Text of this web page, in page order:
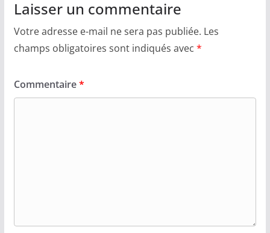
Laisser un commentaire
Votre adresse e-mail ne sera pas publiée. Les
champs obligatoires sont indiqués avec *
Commentaire*